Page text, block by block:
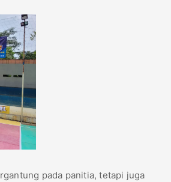
pada panitia, tetapi juga